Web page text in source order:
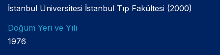
İstanbul Üniversitesi İstanbul Tıp Fakültesi (2000)
Doğum Yeri ve Yılı
1976